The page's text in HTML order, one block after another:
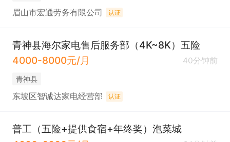
眉山市宏通劳务有限公司 认证
青神县海尔家电售后服务部（4K~8K）五险
4000-8000元/月
40分钟前
青神县
东坡区智诚达家电经营部 认证
普工（五险+提供食宿+年终奖）泡菜城